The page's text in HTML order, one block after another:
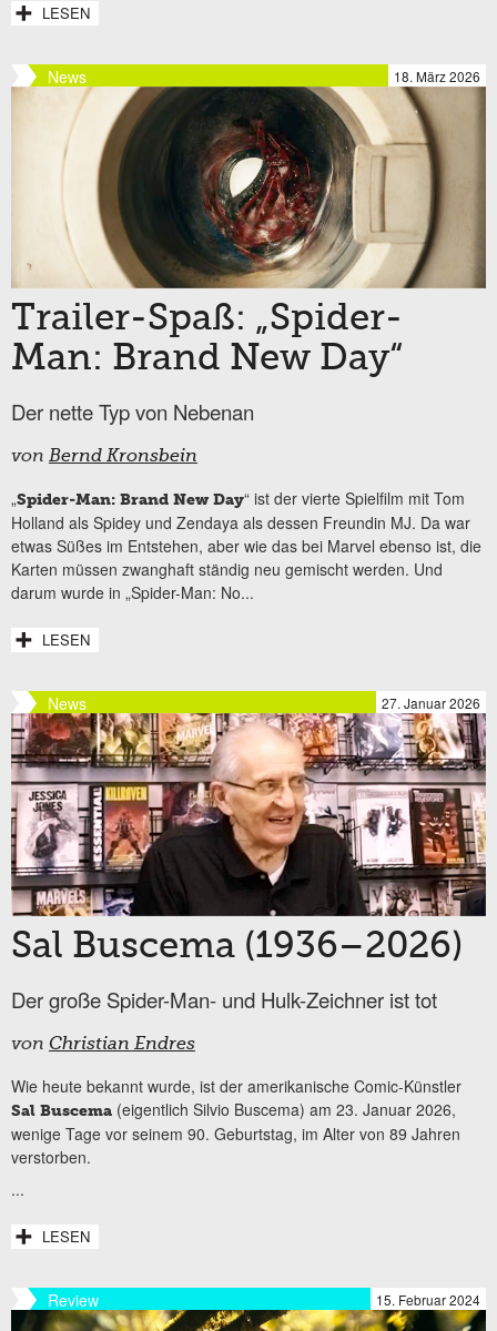
LESEN
News 18. März 2026
Trailer-Spaß: „Spider-
Man: Brand New Day“
Der nette Typ von Nebenan
von Bernd Kronsbein
„Spider-Man: Brand New Day“ ist der vierte Spielfilm mit Tom
Holland als Spidey und Zendaya als dessen Freundin MJ. Da war
etwas Süßes im Entstehen, aber wie das bei Marvel ebenso ist, die
Karten müssen zwanghaft ständig neu gemischt werden. Und
darum wurde in „Spider-Man: No...
LESEN
News 27. Januar 2026
Sal Buscema (1936–2026)
Der große Spider-Man- und Hulk-Zeichner ist tot
von Christian Endres
Wie heute bekannt wurde, ist der amerikanische Comic-Künstler
Sal Buscema (eigentlich Silvio Buscema) am 23. Januar 2026,
wenige Tage vor seinem 90. Geburtstag, im Alter von 89 Jahren
verstorben.
...
LESEN
Review 15. Februar 2024